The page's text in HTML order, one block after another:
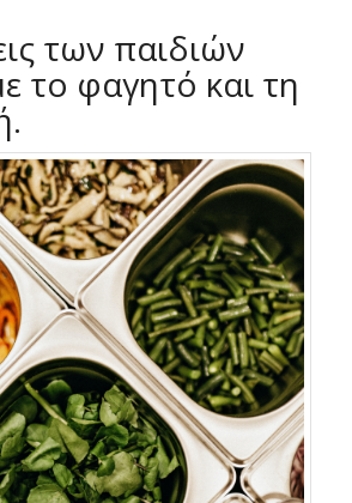
των παιδιών
το φαγητό και τη